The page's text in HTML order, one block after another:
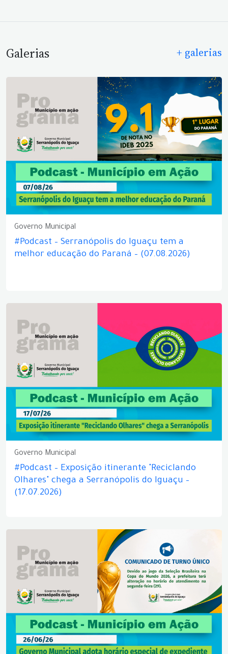
Galerias + galerias
Governo Municipal
#Podcast – Serranópolis do Iguaçu tem a
melhor educação do Paraná – (07.08.2026)
Governo Municipal
#Podcast – Exposição itinerante "Reciclando
Olhares" chega a Serranópolis do Iguaçu –
(17.07.2026)